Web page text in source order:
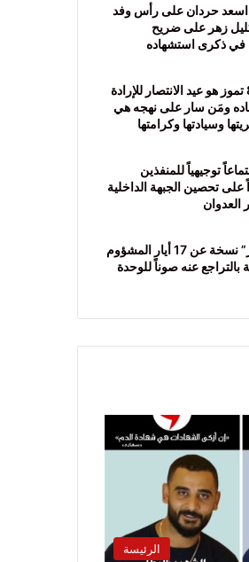
اسعد حردان على رأس وفد
زهر على ضريح
ذكرى استشهاده
حردان: عيد الفداء في 8 تموز هو عيد الانتصار للإرادة
ومَن سار على نهجه هي
وسيادتها وكرامتها
توجيهياً للمنفذين
على تحصين الجبهة الداخلية
العدوان
“القومي”: “اتفاق الاطار” نسخة عن 17 أيار المشؤوم
بالتراجع عنه صوناً للوحدة
الرئيسة